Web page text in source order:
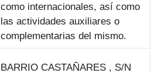
como internacionales, así como
las actividades auxiliares o
complementarias del mismo.
BARRIO CASTAÑARES , S/N